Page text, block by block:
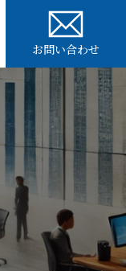
お問い合わせ